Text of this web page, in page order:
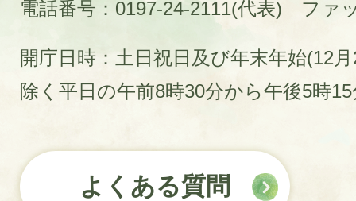
電話番号：0197-24-2111(代表)
ファ
開庁日時：土日祝日及び年末年始(12
除く平日の午前8時30分から午後5時
よくある質問